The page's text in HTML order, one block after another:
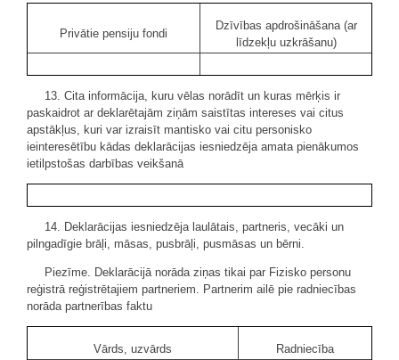
Privātie pensiju fondi
Dzīvības apdrošināšana (ar
līdzekļu uzkrāšanu)
13. Cita informācija, kuru vēlas norādīt un kuras mērķis ir
paskaidrot ar deklarētajām ziņām saistītas intereses vai citus
apstākļus, kuri var izraisīt mantisko vai citu personisko
ieinteresētību kādas deklarācijas iesniedzēja amata pienākumos
ietilpstošas darbības veikšanā
14. Deklarācijas iesniedzēja laulātais, partneris, vecāki un
pilngadīgie brāļi, māsas, pusbrāļi, pusmāsas un bērni.
Piezīme. Deklarācijā norāda ziņas tikai par Fizisko personu
reģistrā reģistrētajiem partneriem. Partnerim ailē pie radniecības
norāda partnerības faktu
Vārds, uzvārds Radniecība